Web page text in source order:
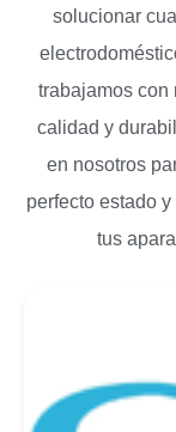
solucionar
trabajamos con
calidad y
en nosotros
perfecto estado
tus